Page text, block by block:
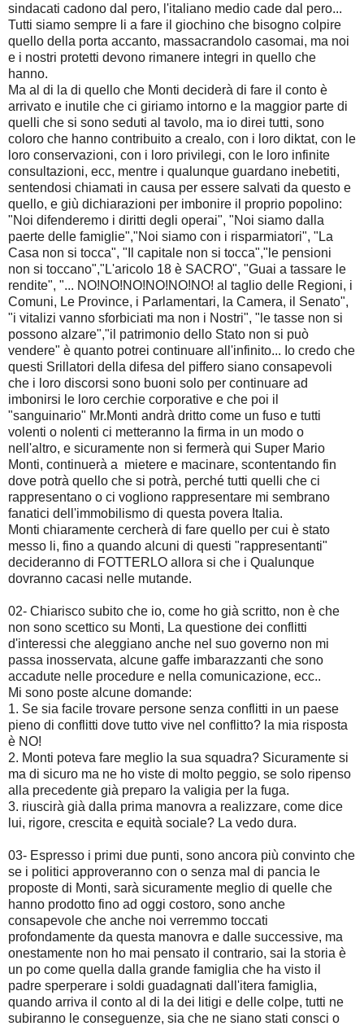
sindacati cadono dal pero, l'italiano medio cade dal pero...
Tutti siamo sempre li a fare il giochino che bisogno colpire
quello della porta accanto, massacrandolo casomai, ma noi
e i nostri protetti devono rimanere integri in quello che
hanno.
Ma al di la di quello che Monti deciderà di fare il conto è
arrivato e inutile che ci giriamo intorno e la maggior parte di
quelli che si sono seduti al tavolo, ma io direi tutti, sono
coloro che hanno contribuito a crealo, con i loro diktat, con le
loro conservazioni, con i loro privilegi, con le loro infinite
consultazioni, ecc, mentre i qualunque guardano inebetiti,
sentendosi chiamati in causa per essere salvati da questo e
quello, e giù dichiarazioni per imbonire il proprio popolino:
"Noi difenderemo i diritti degli operai", "Noi siamo dalla
paerte delle famiglie","Noi siamo con i risparmiatori", "La
Casa non si tocca", "Il capitale non si tocca","le pensioni
non si toccano","L'aricolo 18 è SACRO", "Guai a tassare le
rendite", "... NO!NO!NO!NO!NO!NO! al taglio delle Regioni, i
Comuni, Le Province, i Parlamentari, la Camera, il Senato",
"i vitalizi vanno sforbiciati ma non i Nostri", "le tasse non si
possono alzare","il patrimonio dello Stato non si può
vendere" è quanto potrei continuare all'infinito... Io credo che
questi Srillatori della difesa del piffero siano consapevoli
che i loro discorsi sono buoni solo per continuare ad
imbonirsi le loro cerchie corporative e che poi il
"sanguinario" Mr.Monti andrà dritto come un fuso e tutti
volenti o nolenti ci metteranno la firma in un modo o
nell'altro, e sicuramente non si fermerà qui Super Mario
Monti, continuerà a mietere e macinare, scontentando fin
dove potrà quello che si potrà, perché tutti quelli che ci
rappresentano o ci vogliono rappresentare mi sembrano
fanatici dell'immobilismo di questa povera Italia.
Monti chiaramente cercherà di fare quello per cui è stato
messo li, fino a quando alcuni di questi "rappresentanti"
decideranno di FOTTERLO allora si che i Qualunque
dovranno cacasi nelle mutande.
02- Chiarisco subito che io, come ho già scritto, non è che
non sono scettico su Monti, La questione dei conflitti
d'interessi che aleggiano anche nel suo governo non mi
passa inosservata, alcune gaffe imbarazzanti che sono
accadute nelle procedure e nella comunicazione, ecc..
Mi sono poste alcune domande:
1. Se sia facile trovare persone senza conflitti in un paese
pieno di conflitti dove tutto vive nel conflitto? la mia risposta
è NO!
2. Monti poteva fare meglio la sua squadra? Sicuramente si
ma di sicuro ma ne ho viste di molto peggio, se solo ripenso
alla precedente già preparo la valigia per la fuga.
3. riuscirà già dalla prima manovra a realizzare, come dice
lui, rigore, crescita e equità sociale? La vedo dura.
03- Espresso i primi due punti, sono ancora più convinto che
se i politici approveranno con o senza mal di pancia le
proposte di Monti, sarà sicuramente meglio di quelle che
hanno prodotto fino ad oggi costoro, sono anche
consapevole che anche noi verremmo toccati
profondamente da questa manovra e dalle successive, ma
onestamente non ho mai pensato il contrario, sai la storia è
un po come quella dalla grande famiglia che ha visto il
padre sperperare i soldi guadagnati dall'itera famiglia,
quando arriva il conto al di la dei litigi e delle colpe, tutti ne
subiranno le conseguenze, sia che ne siano stati consci o